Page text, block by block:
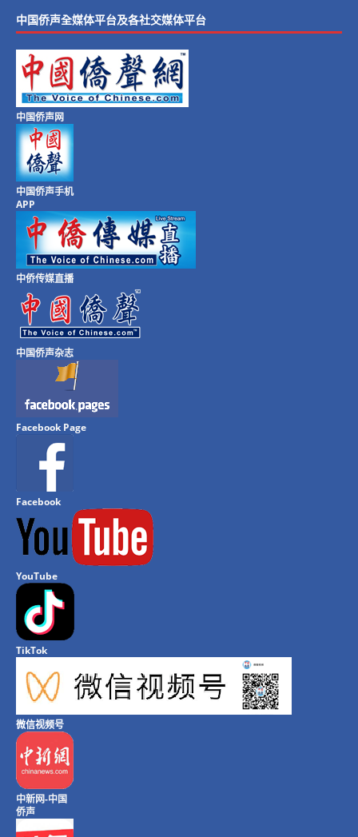
中国侨声全媒体平台及各社交媒体平台
中国侨声网
中国侨声手机
APP
中侨传媒直播
中国侨声杂志
Facebook Page
Facebook
YouTube
TikTok
微信视频号
中新网-中国
侨声